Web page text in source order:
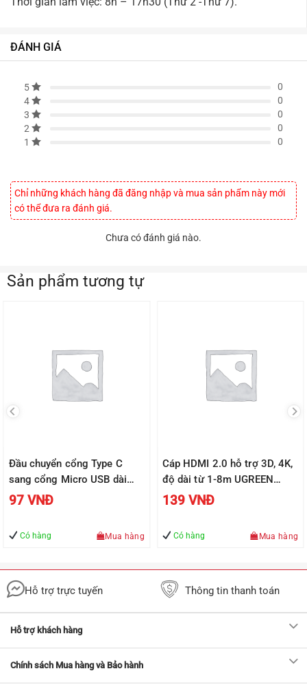
ĐÁNH GIÁ
5
0
4
0
3
0
2
0
1
0
Chỉ những khách hàng đã đăng nhập và mua sản phẩm này mới
có thể đưa ra đánh giá.
Chưa có đánh giá nào.
Sản phẩm tương tự
Đầu chuyển cổng Type C
sang cổng Micro USB dài
2,5cm UGREEN US282
97 VNĐ
Có hàng Mua hàng
Cáp HDMI 2.0 hỗ trợ 3D, 4K,
độ dài từ 1-8m UGREEN
HD118
139 VNĐ
Có hàng Mua hàng
Hỗ trợ trực tuyến Thông tin thanh toán
Hỗ trợ khách hàng
Chính sách Mua hàng và Bảo hành